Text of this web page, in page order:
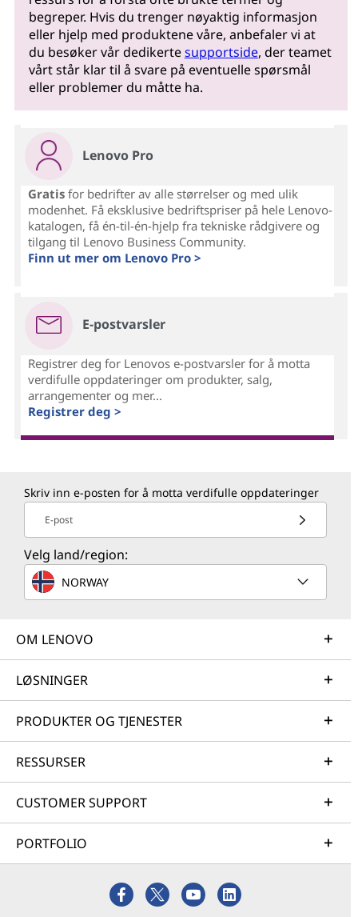
begreper. Hvis du trenger nøyaktig informasjon
eller hjelp med produktene våre, anbefaler vi at
du besøker vår dedikertesupportside, der teamet
vårt står klar til å svare på eventuelle spørsmål
eller problemer du måtte ha.
Lenovo Pro
Gratisfor bedrifter av alle størrelser og med ulik
modenhet. Få eksklusive bedriftspriser på hele Lenovo-
katalogen, få én-til-én-hjelp fra tekniske rådgivere og
tilgang til Lenovo Business Community.
Finn ut mer om Lenovo Pro >
E-postvarsler
Registrer deg for Lenovos e-postvarsler for å motta
verdifulle oppdateringer om produkter, salg,
arrangementer og mer...
Registrer deg >
Skriv inn e-posten for å motta verdifulle oppdateringer
E-post
Velg land/region:
NORWAY
OM LENOVO
LØSNINGER
PRODUKTER OG TJENESTER
RESSURSER
CUSTOMER SUPPORT
PORTFOLIO